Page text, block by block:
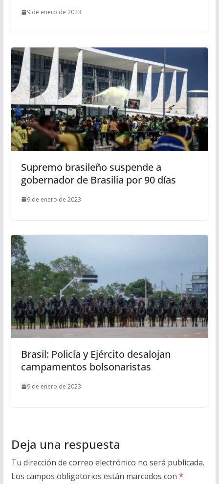
9 de enero de 2023
Supremo brasileño suspende a
gobernador de Brasilia por 90 días
9 de enero de 2023
Brasil: Policía y Ejército desalojan
campamentos bolsonaristas
9 de enero de 2023
Deja una respuesta
Tu dirección de correo electrónico no será publicada.
Los campos obligatorios están marcados con *